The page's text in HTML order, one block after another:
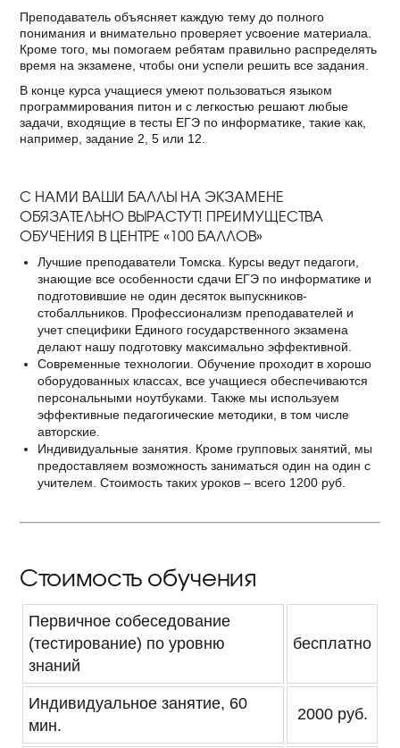
Преподаватель объясняет каждую тему до полного
понимания и внимательно проверяет усвоение материала.
Кроме того, мы помогаем ребятам правильно распределять
время на экзамене, чтобы они успели решить все задания.
В конце курса учащиеся умеют пользоваться языком
программирования питон и с легкостью решают любые
задачи, входящие в тесты ЕГЭ по информатике, такие как,
например, задание 2, 5 или 12.
С НАМИ ВАШИ БАЛЛЫ НА ЭКЗАМЕНЕ
ОБЯЗАТЕЛЬНО ВЫРАСТУТ! ПРЕИМУЩЕСТВА
ОБУЧЕНИЯ В ЦЕНТРЕ «100 БАЛЛОВ»
Лучшие преподаватели Томска. Курсы ведут педагоги,
знающие все особенности сдачи ЕГЭ по информатике и
подготовившие не один десяток выпускников-
стобалльников. Профессионализм преподавателей и
учет специфики Единого государственного экзамена
делают нашу подготовку максимально эффективной.
Современные технологии. Обучение проходит в хорошо
оборудованных классах, все учащиеся обеспечиваются
персональными ноутбуками. Также мы используем
эффективные педагогические методики, в том числе
авторские.
Индивидуальные занятия. Кроме групповых занятий, мы
предоставляем возможность заниматься один на один с
учителем. Стоимость таких уроков – всего 1200 руб.
Стоимость обучения
Первичное собеседование
(тестирование) по уровню
знаний
бесплатно
Индивидуальное занятие, 60
мин.
2000 руб.